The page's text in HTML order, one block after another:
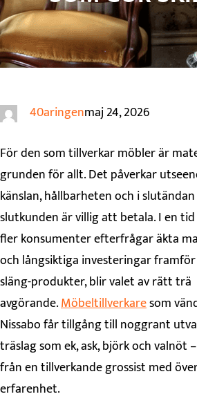
40aringenmaj 24, 2026
För den som tillverkar möbler är
grunden för allt. Det påverkar
känslan, hållbarheten och i
slutkunden är villig att betala. I en
fler konsumenter efterfrågar äkta
och långsiktiga investeringar
släng-produkter, blir valet av rätt trä
avgörande.Möbeltillverkaresom
Nissabo får tillgång till noggrant
träslag som ek, ask, björk och valnöt
från en tillverkande grossist med
erfarenhet.